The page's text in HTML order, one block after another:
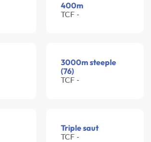
400m
TCF -
3000m steeple
(76)
TCF -
Triple saut
TCF -